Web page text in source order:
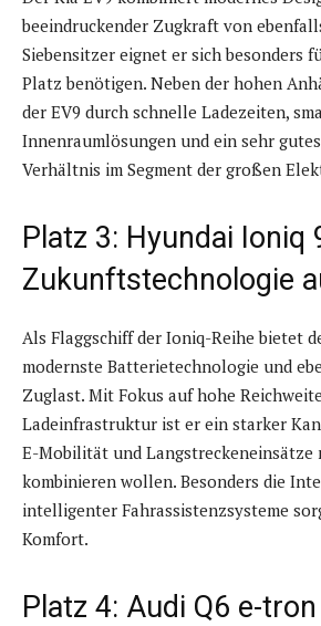
beeindruckender Zugkraft von
Siebensitzer eignet er sich besonders
Platz benötigen. Neben der hohen
der EV9 durch schnelle Ladezeiten,
Innenraumlösungen und ein sehr
Verhältnis im Segment der großen
Platz 3: Hyundai Ioniq
Zukunftstechnologie
Als Flaggschiff der Ioniq-Reihe bietet
modernste Batterietechnologie und
Zuglast. Mit Fokus auf hohe
Ladeinfrastruktur ist er ein starker
E-Mobilität und Langstreckeneinsätze
kombinieren wollen. Besonders die
intelligenter Fahrassistenzsysteme
Komfort.
Platz 4: Audi Q6 e-